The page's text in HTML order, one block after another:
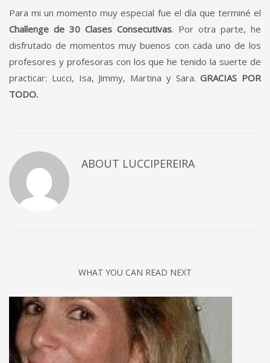
Para mi un momento muy especial fue el día que terminé el
Challenge de 30 Clases Consecutivas. Por otra parte, he
disfrutado de momentos muy buenos con cada uno de los
profesores y profesoras con los que he tenido la suerte de
practicar: Lucci, Isa, Jimmy, Martina y Sara.GRACIAS POR
TODO.
ABOUT LUCCIPEREIRA
WHAT YOU CAN READ NEXT